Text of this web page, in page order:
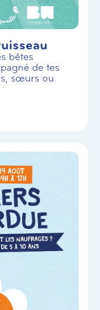
bêtes
de tes
sœurs ou